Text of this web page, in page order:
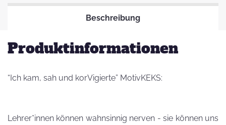
Beschreibung
Produktinformationen
“Ich kam, sah und korVigierte” MotivKEKS:
Lehrer*innen können wahnsinnig nerven - sie können uns